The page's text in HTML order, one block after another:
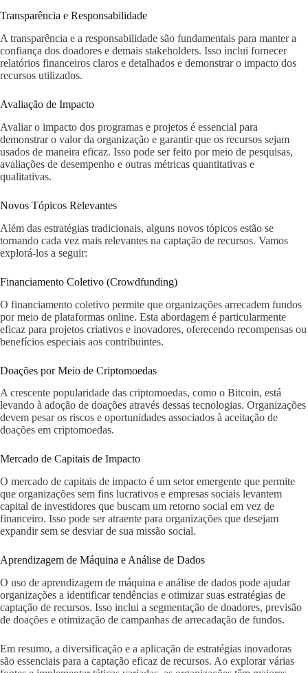
Transparência e Responsabilidade
A transparência e a responsabilidade são fundamentais para manter a
confiança dos doadores e demais stakeholders. Isso inclui fornecer
relatórios financeiros claros e detalhados e demonstrar o impacto dos
recursos utilizados.
Avaliação de Impacto
Avaliar o impacto dos programas e projetos é essencial para
demonstrar o valor da organização e garantir que os recursos sejam
usados de maneira eficaz. Isso pode ser feito por meio de pesquisas,
avaliações de desempenho e outras métricas quantitativas e
qualitativas.
Novos Tópicos Relevantes
Além das estratégias tradicionais, alguns novos tópicos estão se
tornando cada vez mais relevantes na captação de recursos. Vamos
explorá-los a seguir:
Financiamento Coletivo (Crowdfunding)
O financiamento coletivo permite que organizações arrecadem fundos
por meio de plataformas online. Esta abordagem é particularmente
eficaz para projetos criativos e inovadores, oferecendo recompensas ou
benefícios especiais aos contribuintes.
Doações por Meio de Criptomoedas
A crescente popularidade das criptomoedas, como o Bitcoin, está
levando à adoção de doações através dessas tecnologias. Organizações
devem pesar os riscos e oportunidades associados à aceitação de
doações em criptomoedas.
Mercado de Capitais de Impacto
O mercado de capitais de impacto é um setor emergente que permite
que organizações sem fins lucrativos e empresas sociais levantem
capital de investidores que buscam um retorno social em vez de
financeiro. Isso pode ser atraente para organizações que desejam
expandir sem se desviar de sua missão social.
Aprendizagem de Máquina e Análise de Dados
O uso de aprendizagem de máquina e análise de dados pode ajudar
organizações a identificar tendências e otimizar suas estratégias de
captação de recursos. Isso inclui a segmentação de doadores, previsão
de doações e otimização de campanhas de arrecadação de fundos.
Em resumo, a diversificação e a aplicação de estratégias inovadoras
são essenciais para a captação eficaz de recursos. Ao explorar várias